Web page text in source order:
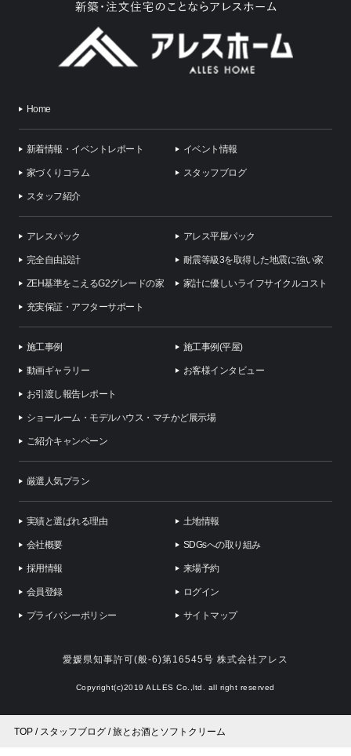
TOP スタッフブログ 旅とお酒とソフトクリーム
Home
新着情報・イベントレポート イベント情報
家づくりコラム スタッフブログ
スタッフ紹介
アレスパック アレス平屋パック
完全自由設計 耐震等級3を取得した地震に強い家
ZEH基準をこえるG2グレードの家 家計に優しいライフサイクルコスト
充実保証・アフターサポート
施工事例 施工事例(平屋)
動画ギャラリー お客様インタビュー
お引渡し報告レポート
ショールーム・モデルハウス・マチかど展示場
ご紹介キャンペーン
厳選人気プラン
実績と選ばれる理由 土地情報
会社概要 SDGsへの取り組み
採用情報 来場予約
会員登録 ログイン
プライバシーポリシー サイトマップ
愛媛県知事許可(般-6)第16545号 株式会社アレス
Copyright(c)2019 ALLES Co.,ltd. all right reserved